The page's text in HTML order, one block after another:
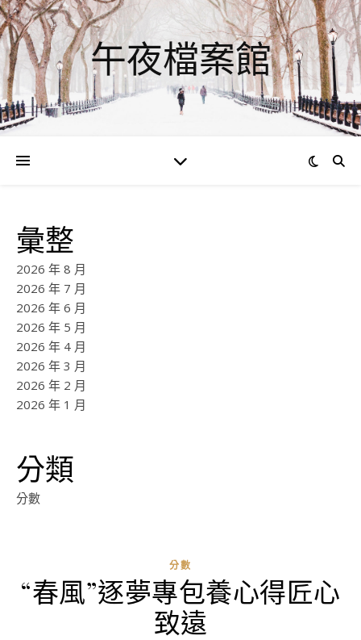
午夜檔案館
彙整
2026 年 8 月
2026 年 7 月
2026 年 6 月
2026 年 5 月
2026 年 4 月
2026 年 3 月
2026 年 2 月
2026 年 1 月
分類
分數
分數
“春風”逐夢專包養心得匠心
致遠